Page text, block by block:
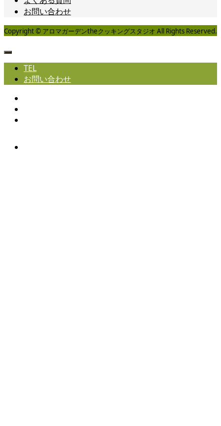
お問い合わせ
Copyright © アロマガーデンtheクッキングスタジオ All Rights Reserved.
TEL
お問い合わせ